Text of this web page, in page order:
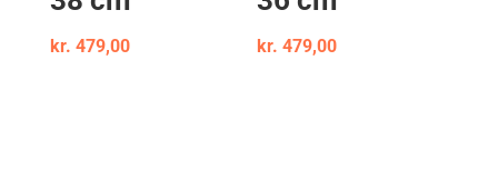
kr. 479,00 kr. 479,00